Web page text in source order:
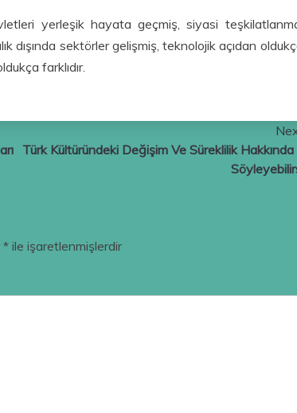
yerleşik hayata geçmiş, siyasi
dışında sektörler gelişmiş, teknolojik açıdan
farklıdır.
Türk Kültüründeki Değişim Ve Süreklilik
* ile işaretlenmişlerdir